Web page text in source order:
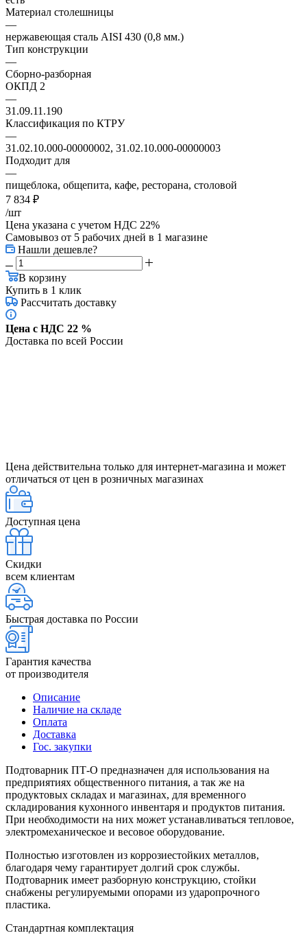
Материал столешницы
—
нержавеющая сталь AISI 430 (0,8 мм.)
Тип конструкции
—
Сборно-разборная
ОКПД 2
—
31.09.11.190
Классификация по КТРУ
—
31.02.10.000-00000002, 31.02.10.000-00000003
Подходит для
—
пищеблока, общепита, кафе, ресторана, столовой
7 834 ₽
/шт
Цена указана с учетом НДС 22%
Самовывоз от 5 рабочих дней в 1 магазине
Нашли дешевле?
В корзину
Купить в 1 клик
Рассчитать доставку
Цена с НДС 22 %
Доставка по всей России
Цена действительна только для интернет-магазина и может
отличаться от цен в розничных магазинах
Доступная цена
Скидки
всем клиентам
Быстрая доставка по России
Гарантия качества
от производителя
Описание
Наличие на складе
Оплата
Доставка
Гос. закупки
Подтоварник ПТ-О предназначен для использования на
предприятиях общественного питания, а так же на
продуктовых складах и магазинах, для временного
складирования кухонного инвентаря и продуктов питания.
При необходимости на них может устанавливаться тепловое,
электромеханическое и весовое оборудование.
Полностью изготовлен из коррозиестойких металлов,
благодаря чему гарантирует долгий срок службы.
Подтоварник имеет разборную конструкцию, стойки
снабжены регулируемыми опорами из ударопрочного
пластика.
Стандартная комплектация